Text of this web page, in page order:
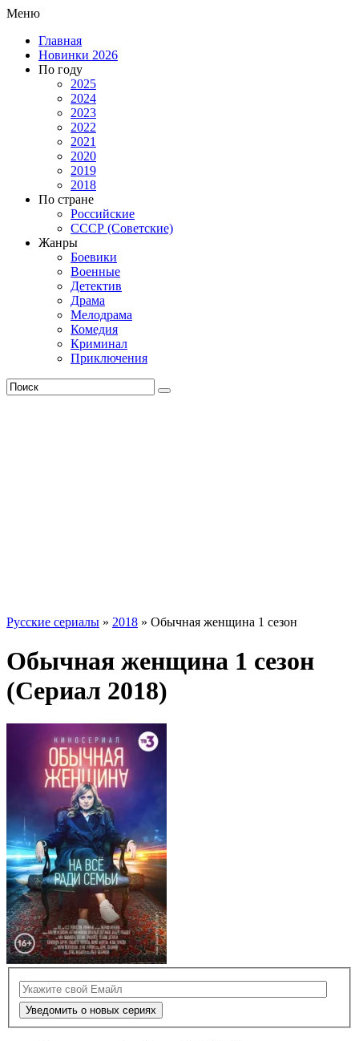
Меню
Главная
Новинки 2026
По году
2025
2024
2023
2022
2021
2020
2019
2018
По стране
Российские
СССР (Советские)
Жанры
Боевики
Военные
Детектив
Драма
Мелодрама
Комедия
Криминал
Приключения
Русские сериалы » 2018 » Обычная женщина 1 сезон
Обычная женщина 1 сезон
(Сериал 2018)
Уведомить о новых сериях